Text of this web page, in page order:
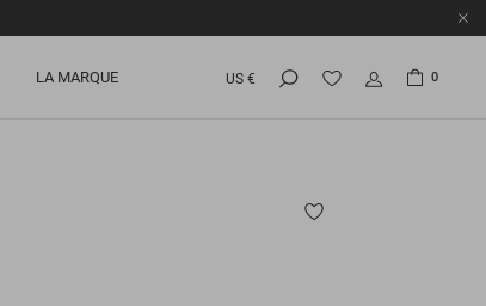
LA MARQUE US € 0